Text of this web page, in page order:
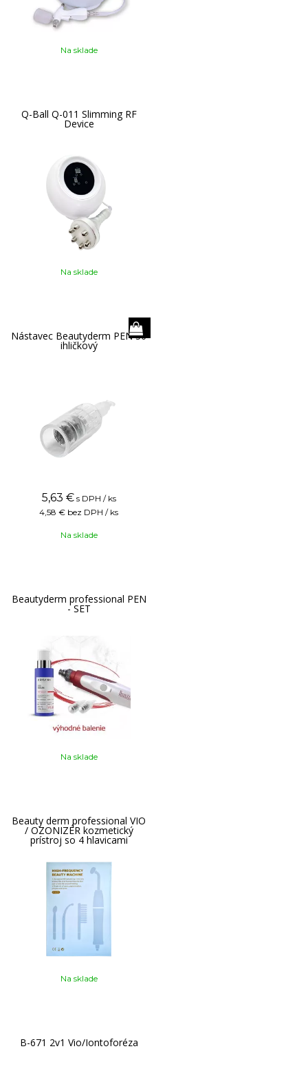
Na sklade
Q-Ball Q-011 Slimming RF
Device
Na sklade
Nástavec Beautyderm PEN 36
ihličkový
5,63 € s DPH / ks
4,58 € bez DPH / ks
Na sklade
Beautyderm professional PEN
- SET
Na sklade
Beauty derm professional VIO
/ OZONIZÉR kozmetický
prístroj so 4 hlavicami
Na sklade
B-671 2v1 Vio/Iontoforéza